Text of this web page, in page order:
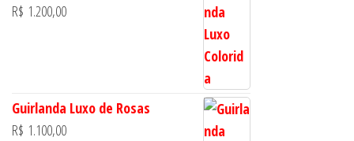
R$ 1.200,00
Guirlanda Luxo de Rosas
R$ 1.100,00